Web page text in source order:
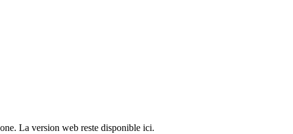
La version web reste disponible ici.